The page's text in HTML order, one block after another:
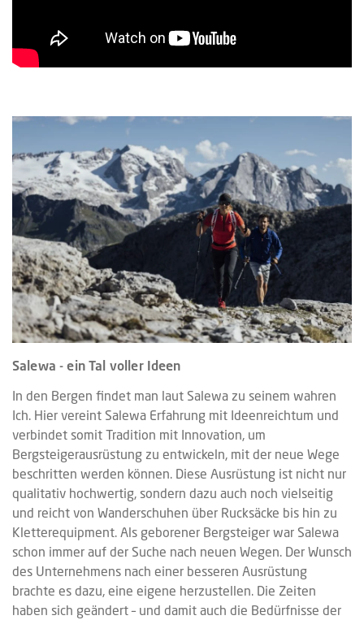
Salewa - ein Tal voller Ideen
In den Bergen findet man laut Salewa zu seinem wahren
Ich. Hier vereint Salewa Erfahrung mit Ideenreichtum und
verbindet somit Tradition mit Innovation, um
Bergsteigerausrüstung zu entwickeln, mit der neue Wege
beschritten werden können. Diese Ausrüstung ist nicht nur
qualitativ hochwertig, sondern dazu auch noch vielseitig
und reicht von Wanderschuhen über Rucksäcke bis hin zu
Kletterequipment. Als geborener Bergsteiger war Salewa
schon immer auf der Suche nach neuen Wegen. Der Wunsch
des Unternehmens nach einer besseren Ausrüstung
brachte es dazu, eine eigene herzustellen. Die Zeiten
haben sich geändert – und damit auch die Bedürfnisse der